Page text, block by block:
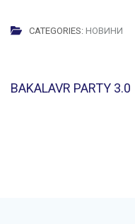
CATEGORIES: НОВИНИ
Навігація
BAKALAVR PARTY 3.0